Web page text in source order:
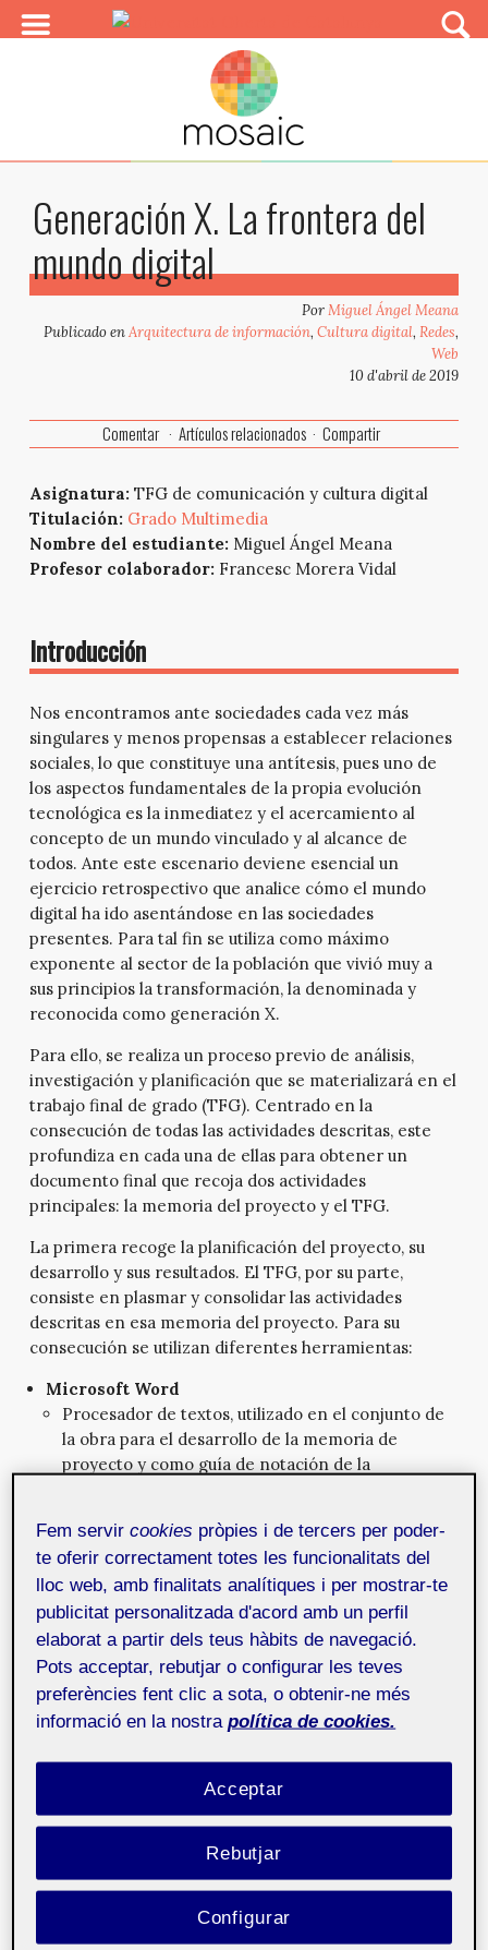
Generación X. La frontera del
mundo digital
PorMiguel Ángel Meana
Publicado enArquitectura de información,Cultura digital,Redes,
Web
10 d'abril de 2019
Comentar Artículos relacionados Compartir
Asignatura: TFG de comunicación y cultura digital
Titulación: Grado Multimedia
Nombre del estudiante: Miguel Ángel Meana
Profesor colaborador: Francesc Morera Vidal
Introducción
Nos encontramos ante sociedades cada vez más
singulares y menos propensas a establecer relaciones
sociales, lo que constituye una antítesis, pues uno de
los aspectos fundamentales de la propia evolución
tecnológica es la inmediatez y el acercamiento al
concepto de un mundo vinculado y al alcance de
todos. Ante este escenario deviene esencial un
ejercicio retrospectivo que analice cómo el mundo
digital ha ido asentándose en las sociedades
presentes. Para tal fin se utiliza como máximo
exponente al sector de la población que vivió muy a
sus principios la transformación, la denominada y
reconocida como generación X.
Para ello, se realiza un proceso previo de análisis,
investigación y planificación que se materializará en el
trabajo final de grado (TFG). Centrado en la
consecución de todas las actividades descritas, este
profundiza en cada una de ellas para obtener un
documento final que recoja dos actividades
principales: la memoria del proyecto y el TFG.
La primera recoge la planificación del proyecto, su
desarrollo y sus resultados. El TFG, por su parte,
consiste en plasmar y consolidar las actividades
descritas en esa memoria del proyecto. Para su
consecución se utilizan diferentes herramientas:
Microsoft Word
Procesador de textos, utilizado en el conjunto de
la obra para el desarrollo de la memoria de
proyecto y como guía de notación de la
Microsoft Excel
Hoja de cálculo, utilizada para el diseño de tablas.
ATubeCatcher
Programa que permite almacenar en local los
vídeos de YouTube. A medida que avance el
proyecto, se requerirá la descarga de los
elementos multimedia que contiene la plataforma
de vídeo para su posterior incorporación a este.
Adobe InDesign:base del proyecto, programa
encargado de la construcción y maquetación del
encargado de la edición de las fotografías para
Fem servircookies pròpies i de tercers per poder-
te oferir correctament totes les funcionalitats del
lloc web, amb finalitats analítiques i per mostrar-te
publicitat personalitzada d'acord amb un perfil
elaborat a partir dels teus hàbits de navegació.
Pots acceptar, rebutjar o configurar les teves
preferències fent clic a sota, o obtenir-ne més
informació en la nostra política de cookies.
Rebutjar
Acceptar
Configurar